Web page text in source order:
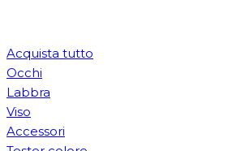
Acquista tutto
Occhi
Labbra
Viso
Accessori